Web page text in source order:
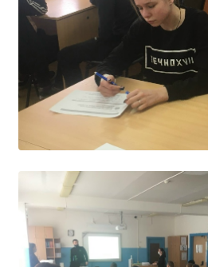
Студенческий спортивный
МЕТОДИЧЕСКАЯ РАБОТА
В помощь педагогам и
История нашего техникума
Фотографии техникума
ПОЛЕЗНЫЕ ССЫЛКИ
Министерство науки и